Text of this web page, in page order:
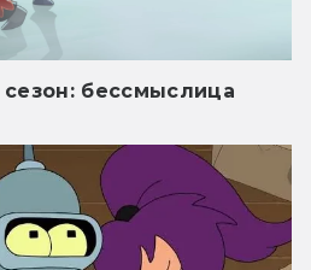
бессмыслица